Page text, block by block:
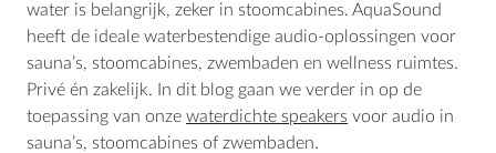
water is belangrijk, zeker in stoomcabines. AquaSound
heeft de ideale waterbestendige audio-oplossingen voor
sauna’s, stoomcabines, zwembaden en wellness ruimtes.
Privé én zakelijk. In dit blog gaan we verder in op de
toepassing van onze waterdichte speakers voor audio in
sauna’s, stoomcabines of zwembaden.
MEER
Dealer Locator
Blog